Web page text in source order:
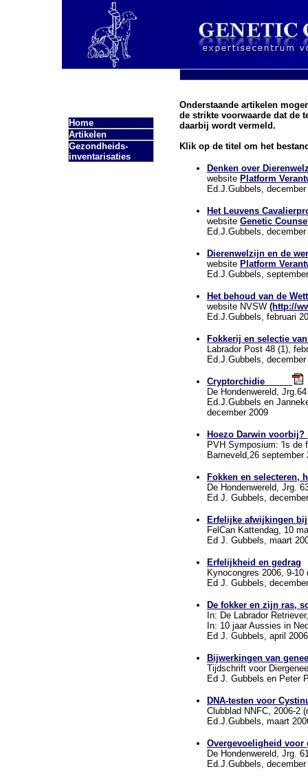
Home
Artikelen
Gezondheids-
inventarisaties
Onderstaande artikelen
de strikte voorwaarde dat de
daarbij wordt vermeld.
Klik op de titel om het
Denken over
website Platform
Ed.J.Gubbels,
Het Leuvens
website Genetic
Ed.J.Gubbels,
Dierenwelzijn en de
website Platform
Ed.J.Gubbels,
Het behoud van de
website NVSW (http://
Ed.J.Gubbels, februari
Fokkerij en selectie
Labrador Post 48 (1),
Ed.J.Gubbels, december
Cryptorchidie
De Hondenwereld,
Ed.J.Gubbels en
december 2009
Hoezo Darwin voorbij?
PVH Symposium: 'Is de
Barneveld,26
Fokken en selecteren,
De Hondenwereld, Jrg.
Ed J. Gubbels,
Erfelijke afwijkingen
FelCan Kattendag, 10
Ed J. Gubbels, maart
Erfelijkheid en gedrag
Kynocongres 2006, 9-
Ed J. Gubbels,
De fokker en zijn ras,
In: De Labrador
In: 10 jaar Aussies in
Ed J. Gubbels, april 2006
Bijwerkingen van
Tijdschrift voor
Ed J. Gubbels en Peter
DNA-testen voor
Clubblad NNFC, 2006-2
Ed.J.Gubbels, maart
Overgevoeligheid voor
De Hondenwereld, Jrg.
Ed.J.Gubbels, december